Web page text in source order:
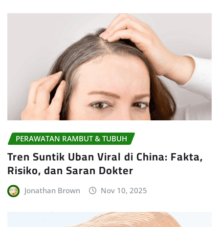
PERAWATAN RAMBUT & TUBUH
Tren Suntik Uban Viral di China: Fakta,
Risiko, dan Saran Dokter
Jonathan Brown Nov 10, 2025